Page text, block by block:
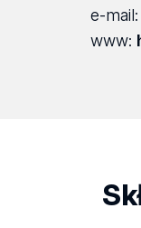
e-mail:
www: